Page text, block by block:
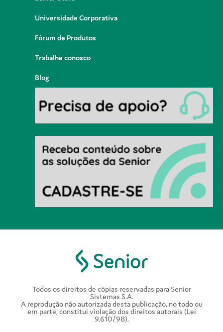
Universidade Corporativa
Fórum de Produtos
Trabalhe conosco
Blog
Todos os direitos de cópias reservadas para Senior
Sistemas S.A.
A reprodução não autorizada desta publicação, no todo ou
em parte, constitui violação dos direitos autorais (Lei
9.610/98).